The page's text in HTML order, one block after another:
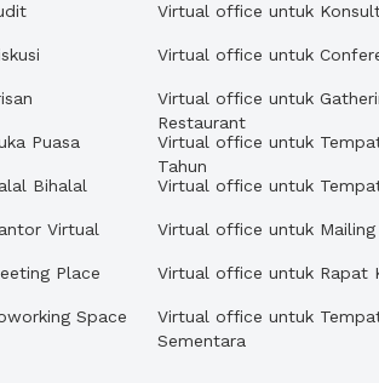
Virtual office untuk
Virtual office untuk
Virtual office untuk
Restaurant
Puasa
Virtual office untuk
Tahun
Bihalal Virtual office untuk
Virtual Virtual office untuk Mailing
Place
Virtual office untuk Rapat
Space
Virtual office untuk
Sementara